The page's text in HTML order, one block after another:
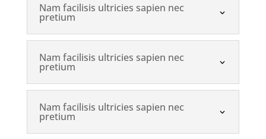
Nam facilisis ultricies sapien nec
pretium
Nam facilisis ultricies sapien nec
pretium
Nam facilisis ultricies sapien nec
pretium